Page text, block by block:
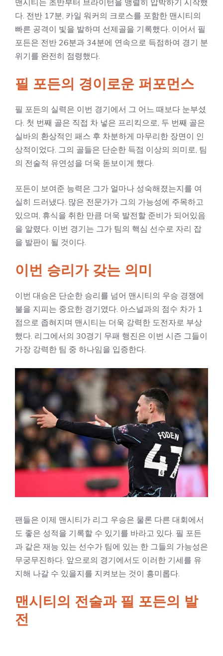
맨시티는 초반부터 브라이턴을 맹렬히 압박하기 시작했
다. 전반 17분, 카일 워커의 크로스를 포함한 맨시티의
빠른 공격이 빛을 발하며 선제골을 기록했다. 이어서 필
포든은 전반 26분과 34분에 연속으로 득점하여 경기 분
위기를 완전히 점령했다.
필 포든의 경이로운 퍼포먼스
필 포든의 실력은 이번 경기에서 그 어느 때보다 눈부셨
다. 첫 번째 골은 직접 차 넣은 프리킥으로, 두 번째 골은
실바의 환상적인 패스 후 차분하게 마무리한 장면이 인
상적이었다. 그의 골들은 단순한 득점 이상의 의미로, 팀
의 전술적 유연성을 더욱 돋보이게 했다.
포든이 보여준 능력은 그가 얼마나 성숙해졌는지를 여
실히 드러냈다. 많은 전문가가 그의 가능성에 주목하고
있으며, 휴식을 취한 만큼 더욱 발전할 준비가 되어있음
을 알렸다. 이번 경기는 그가 팀의 핵심 선수로 자리 잡
을 발판이 될 것이다.
이번 승리가 갖는 의미
이번 대승은 단순한 승리를 넘어 맨시티의 우승 경쟁에
불을 지피는 중요한 경기였다. 아스널과의 점수 차가 1
점으로 좁혀지며 맨시티는 더욱 강력한 도전자로 부상
했다. 리그에서의 30경기 무패 행진은 이번 시즌 그들이
가장 강력한 팀 중 하나임을 입증한다.
팬들은 이제 맨시티가 리그 우승은 물론 다른 대회에서
도 좋은 성적을 기록할 수 있기를 바라고 있다. 필 포든
과 같은 재능 있는 선수가 팀에 있는 한 그들의 가능성은
무궁무진하다. 앞으로의 경기에서도 이러한 기세를 유
지해 나갈 수 있을지를 지켜보는 것이 흥미롭다.
맨시티의 전술과 필 포든의 발
전